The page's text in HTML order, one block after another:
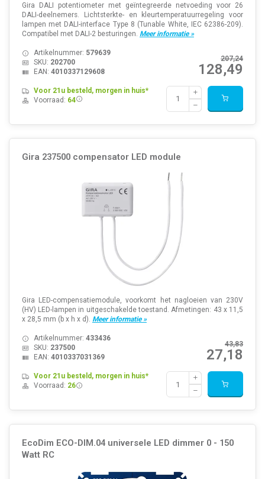
Gira DALI potentiometer met geïntegreerde netvoeding voor 26
DALI-deelnemers. Lichtsterkte- en kleurtemperatuurregeling voor
lampen met DALI-interface Type 8 (Tunable White, IEC 62386-209).
Compatibel met DALI-2 besturingen. Meer informatie »
207,24
128,49
Artikelnummer: 579639
SKU: 202700
EAN: 4010337129608
Voor 21u besteld, morgen in huis*
Voorraad: 64
Gira 237500 compensator LED module
Gira LED-compensatiemodule, voorkomt het nagloeien van 230V
(HV) LED-lampen in uitgeschakelde toestand. Afmetingen: 43 x 11,5
x 28,5 mm (b x h x d). Meer informatie »
43,83
27,18
Artikelnummer: 433436
SKU: 237500
EAN: 4010337031369
Voor 21u besteld, morgen in huis*
Voorraad: 26
EcoDim ECO-DIM.04 universele LED dimmer 0 - 150
Watt RC